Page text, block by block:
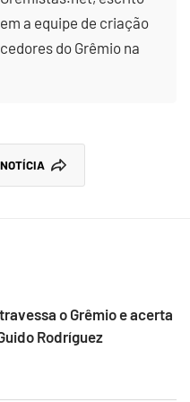
a equipe de criação
do Grêmio na
o Grêmio e acerta
Rodríguez